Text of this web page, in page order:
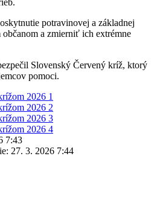
potravinovej a základnej
a zmierniť ich extrémne
Slovenský Červený kríž, ktorý
pomoci.
7:43
27. 3. 2026 7:44